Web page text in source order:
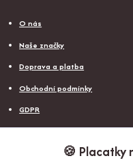
O nás
Naše značky
Doprava a platba
Obchodní podmínky
GDPR
Reklamace a odstoupení od
🍪 Placatky